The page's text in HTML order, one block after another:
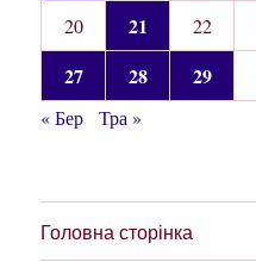
20
21 22
27 28 29
« Бер
Тра »
Головна сторінка